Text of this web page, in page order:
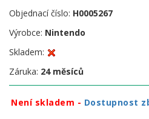
Objednací číslo: H0005267
Výrobce: Nintendo
Skladem:
Záruka: 24 měsíců
Není skladem - Dostupnost